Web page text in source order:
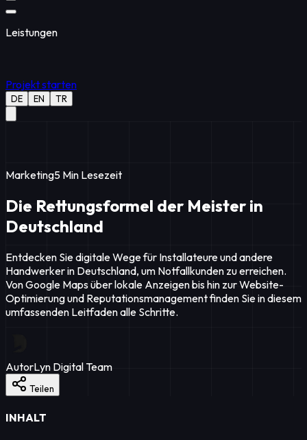
Leistungen
Projekt starten
DE EN TR
Marketing5 Min Lesezeit
Die Rettungsformel der Meister in
Deutschland
Entdecken Sie digitale Wege für Installateure und andere
Handwerker in Deutschland, um Notfallkunden zu erreichen.
Von Google Maps über lokale Anzeigen bis hin zur Website-
Optimierung und Reputationsmanagement finden Sie in diesem
umfassenden Leitfaden alle Schritte.
AutorLyn Digital Team
Teilen
INHALT